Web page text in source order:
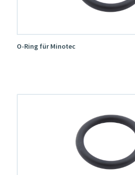
O-Ring für Minotec